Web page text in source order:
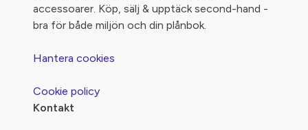
accessoarer. Köp, sälj & upptäck second-hand -
bra för både miljön och din plånbok.
Hantera cookies
Cookie policy
Kontakt